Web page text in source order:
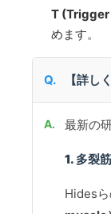
T (Trigger
めます。
【詳し
最新の
1. 多裂
Hides